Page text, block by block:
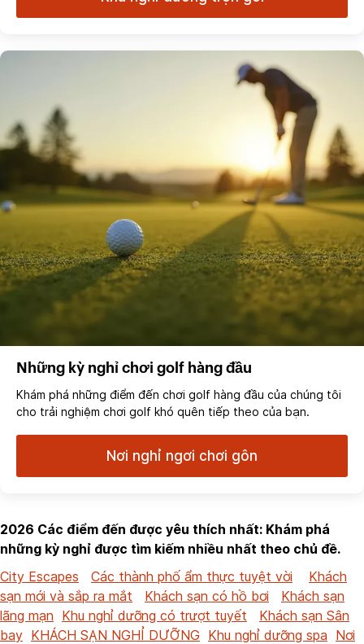
Những kỳ nghỉ chơi golf hàng đầu
Khám phá những điểm đến chơi golf hàng đầu của chúng tôi
cho trải nghiệm chơi golf khó quên tiếp theo của bạn.
Nơi nghỉ ngơi chơi gôn
2026 Các điểm đến được yêu thích nhất: Khám phá
những kỳ nghỉ được tìm kiếm nhiều nhất theo chủ đề.
City Escapes
Các thành phố ẩm thực tuyệt vời
Khách
sạn mới và sắp ra mắt
Khách sạn có hồ bơi
Khách sạn
lãng mạn Khu nghỉ dưỡng có trượt tuyết
Khách sạn Sân
bay KHÁCH SẠN NGHỈ DƯỠNG Khu nghỉ dưỡng spa Nơi